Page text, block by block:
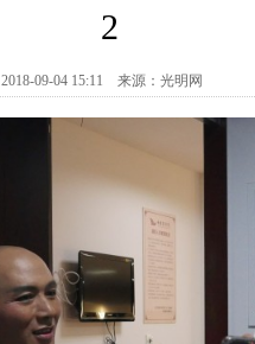
2
2018-09-04 15:11 来源：光明网